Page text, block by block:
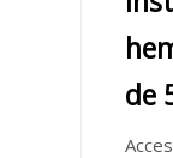
de